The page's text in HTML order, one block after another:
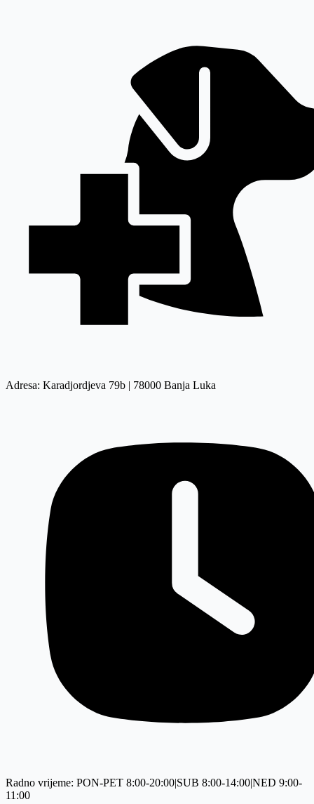
Adresa: Karadjordjeva 79b | 78000 Banja Luka
Radno vrijeme: PON-PET 8:00-20:00|SUB 8:00-14:00|NED 9:00-
11:00